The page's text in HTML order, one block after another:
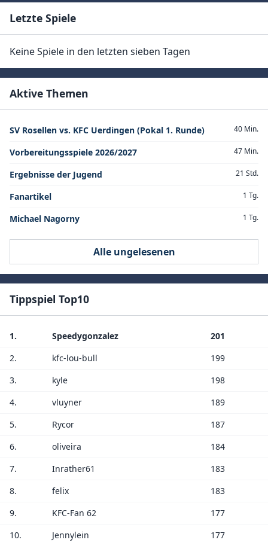
Letzte Spiele
Keine Spiele in den letzten sieben Tagen
Aktive Themen
SV Rosellen vs. KFC Uerdingen (Pokal 1. Runde) 40 Min.
Vorbereitungsspiele 2026/2027 47 Min.
Ergebnisse der Jugend 21 Std.
Fanartikel 1 Tg.
Michael Nagorny 1 Tg.
Alle ungelesenen
Tippspiel Top10
1. Speedygonzalez
201
2.
kfc-lou-bull
199
3.
kyle
198
4.
vluyner
189
5.
Rycor
187
6.
oliveira
184
7.
Inrather61
183
8.
felix
183
9.
KFC-Fan 62
177
10.
Jennylein 177